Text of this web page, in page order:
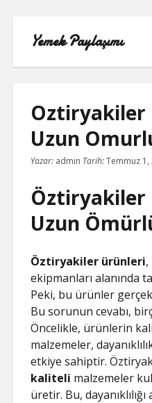
Yemek Paylaşımı
SPOTIFY
TIKTOK GIZLI
TWITTER
Oztiryakiler
Uzun
Yazar: admin Tarih:Temmuz 1,
Öztiryakiler
Uzun
Öztiryakiler ürünleri
ekipmanları alanında
Peki, bu ürünler
Bu sorunun cevabı,
Öncelikle, ürünlerin
malzemeler,
etkiye sahiptir.
kaliteli malzemeler
üretir. Bu,